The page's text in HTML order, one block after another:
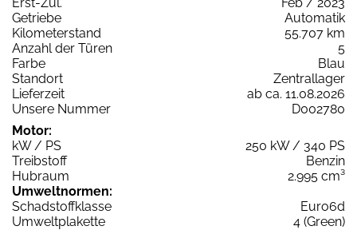
Getriebe
Automatik
Kilometerstand
55.707 km
Anzahl der Türen
5
Farbe
Blau
Standort
Zentrallager
Lieferzeit
ab ca. 11.08.2026
Unsere Nummer
D002780
Motor:
kW / PS
250 kW / 340 PS
Treibstoff
Benzin
Hubraum
2.995 cm³
Umweltnormen:
Schadstoffklasse
Euro6d
Umweltplakette
4 (Green)